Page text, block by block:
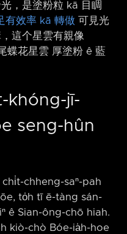
，是塗粉粒 kā 目睭
有效率 kā 轉做 可見光
這个星雲有親像
蝶花星雲 厚塗粉 ê 藍
khóng-jī-
seng-hûn
chheng-saⁿ-pah
to̍h tī ē-tàng sán-
ê Sian-ông-chō hiah.
kiò-chò Bóe-ia̍h-hoe